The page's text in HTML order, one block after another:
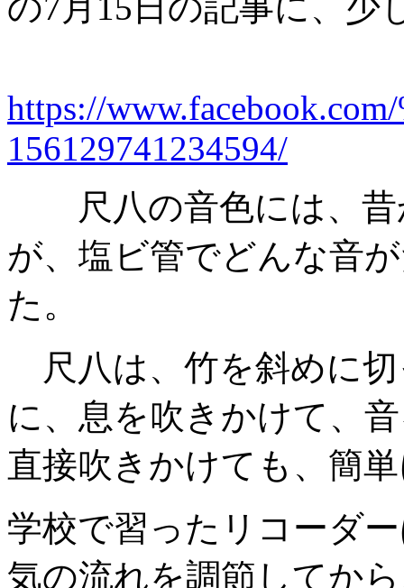
https://
156129741234594/
尺八の音色には、昔
が、塩ビ管でどんな音
た。
尺八は、竹を斜めに
に、息を吹きかけて、
直接吹きかけても、簡
学校で習ったリコーダ
気の流れを調節してか